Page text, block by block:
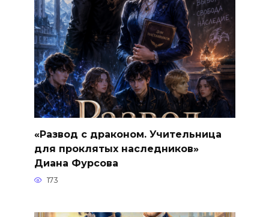
«Развод с драконом. Учительница
для проклятых наследников»
Диана Фурсова
173